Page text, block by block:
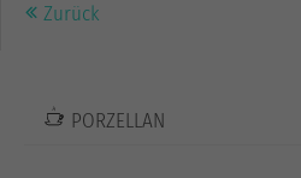
Zurück
PORZELLAN